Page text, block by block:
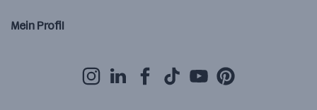
Mein Profil